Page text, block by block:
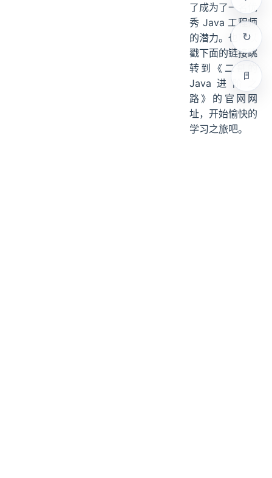
了成为了一名优
秀 Java 工程师
的潜力。也可以
戳下面的链接跳
转到《二哥的
Java进阶之
路》的官网网
址，开始愉快的
学习之旅吧。